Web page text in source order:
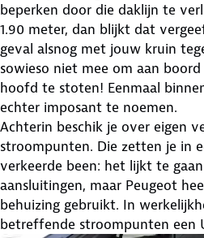
beperken door die daklijn te
1.90 meter, dan blijkt dat
geval alsnog met jouw kruin
sowieso niet mee om aan
hoofd te stoten! Eenmaal
echter imposant te noemen.
Achterin beschik je over eigen
stroompunten. Die zetten je in
verkeerde been: het lijkt te
aansluitingen, maar Peugeot
behuizing gebruikt. In
betreffende stroompunten een